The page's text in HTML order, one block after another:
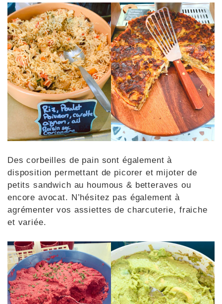
Des corbeilles de pain sont également à
disposition permettant de picorer et mijoter de
petits sandwich au houmous & betteraves ou
encore avocat. N’hésitez pas également à
agrémenter vos assiettes de charcuterie, fraiche
et variée.